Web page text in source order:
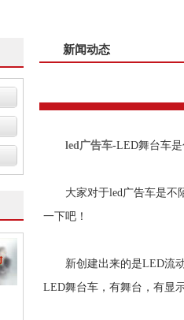
新闻动态
led广告车-LED舞台车是
大家对于led广告车是不陌
一下吧！
新创建出来的是LED流动
LED舞台车，有舞台，有显